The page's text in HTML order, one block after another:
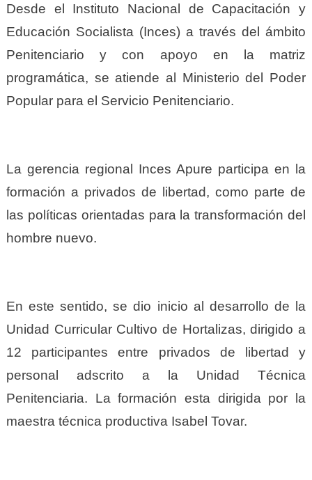
Desde el Instituto Nacional de Capacitación y
Educación Socialista (Inces) a través del ámbito
Penitenciario y con apoyo en la matriz
programática, se atiende al Ministerio del Poder
Popular para el Servicio Penitenciario.
La gerencia regional Inces Apure participa en la
formación a privados de libertad, como parte de
las políticas orientadas para la transformación del
hombre nuevo.
En este sentido, se dio inicio al desarrollo de la
Unidad Curricular Cultivo de Hortalizas, dirigido a
12 participantes entre privados de libertad y
personal adscrito a la Unidad Técnica
Penitenciaria. La formación esta dirigida por la
maestra técnica productiva Isabel Tovar.